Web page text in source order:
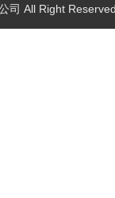
公司 All Right